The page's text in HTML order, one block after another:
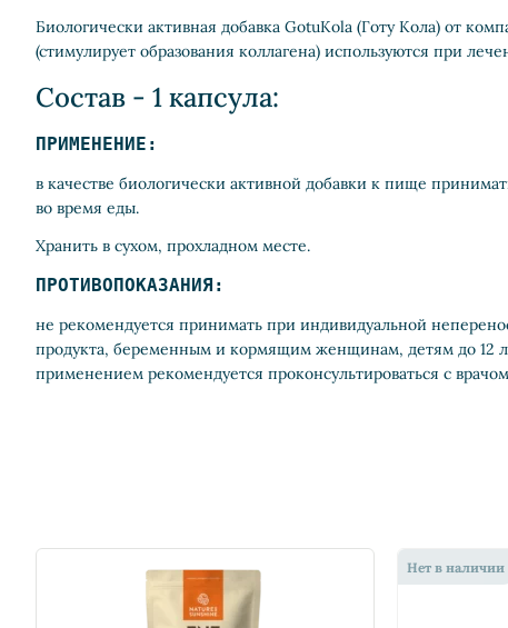
Биологически активная добавка GotuKola (Готу Кола) от
(стимулирует образования коллагена) используются при
Состав - 1 капсула:
ПРИМЕНЕНИЕ:
в качестве биологически активной добавки к пище
во время еды.
Хранить в сухом, прохладном месте.
ПРОТИВОПОКАЗАНИЯ:
не рекомендуется принимать при индивидуальной
продукта, беременным и кормящим женщинам, детям до 12
применением рекомендуется проконсультироваться с
Нет в наличии